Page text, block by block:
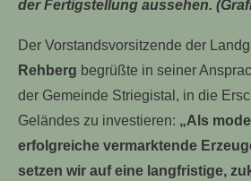
der Fertigstellung aussehen.
Der Vorstandsvorsitzende der
Rehberg begrüßte in seiner
der Gemeinde Striegistal, in die
Geländes zu investieren: „Als
erfolgreiche vermarktende
setzen wir auf eine langfristige,